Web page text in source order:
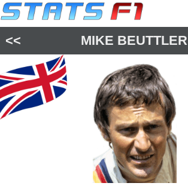
<< MIKE BEUTTLER